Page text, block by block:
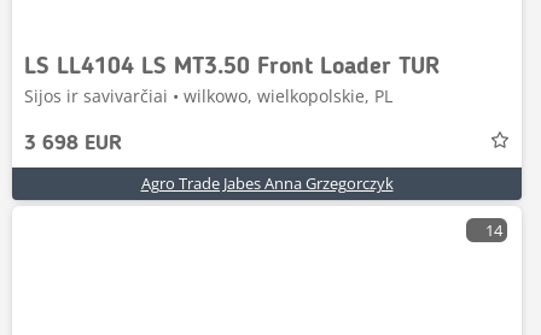
LS LL4104 LS MT3.50 Front Loader TUR
Sijos ir savivarčiai • wilkowo, wielkopolskie, PL
3 698 EUR
Agro Trade Jabes Anna Grzegorczyk
14